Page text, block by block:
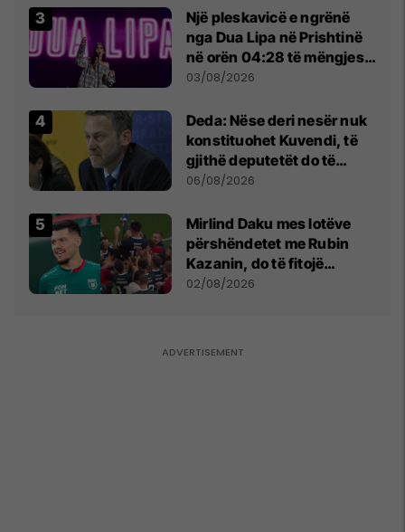
Një pleskavicë e ngrënë
nga Dua Lipa në Prishtinë
në orën 04:28 të mëngjesit
- dhe bota digjitale serbe
03/08/2026
Deda: Nëse deri nesër nuk
konstituohet Kuvendi, të
gjithë deputetët do të
bëjnë shkelje të rëndë
06/08/2026
Mirlind Daku mes lotëve
përshëndetet me Rubin
Kazanin, do të fitojë
miliona te Spartak Moska
02/08/2026